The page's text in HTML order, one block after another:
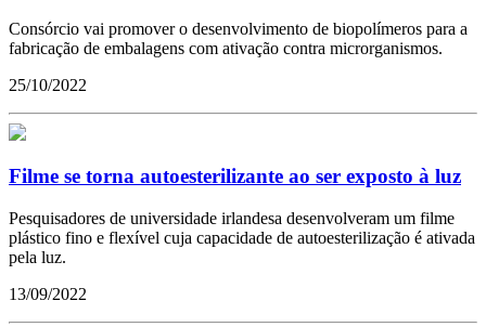
Consórcio vai promover o desenvolvimento de biopolímeros para a
fabricação de embalagens com ativação contra microrganismos.
25/10/2022
Filme se torna autoesterilizante ao ser exposto à luz
Pesquisadores de universidade irlandesa desenvolveram um filme
plástico fino e flexível cuja capacidade de autoesterilização é ativada
pela luz.
13/09/2022